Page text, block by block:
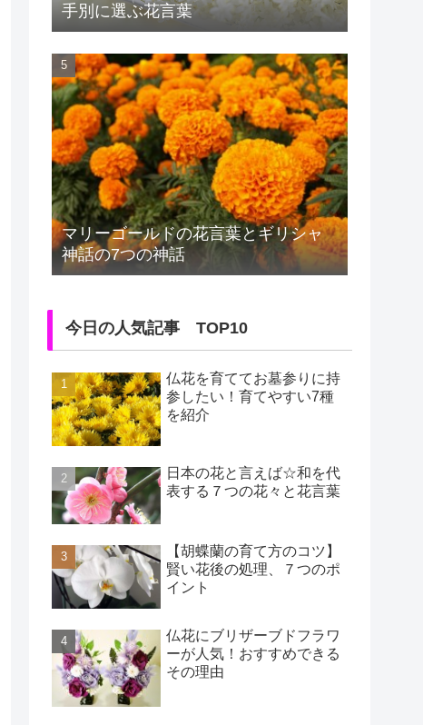
手別に選ぶ花言葉
マリーゴールドの花言葉とギリシャ
神話の7つの神話
今日の人気記事 TOP10
仏花を育ててお墓参りに持
参したい！育てやすい7種
を紹介
日本の花と言えば☆和を代
表する７つの花々と花言葉
【胡蝶蘭の育て方のコツ】
賢い花後の処理、７つのポ
イント
仏花にブリザーブドフラワ
ーが人気！おすすめできる
その理由